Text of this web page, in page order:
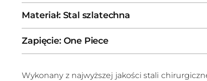
Materiał: Stal szlatechna
Zapięcie: One Piece
Wykonany z najwyższej jakości stali